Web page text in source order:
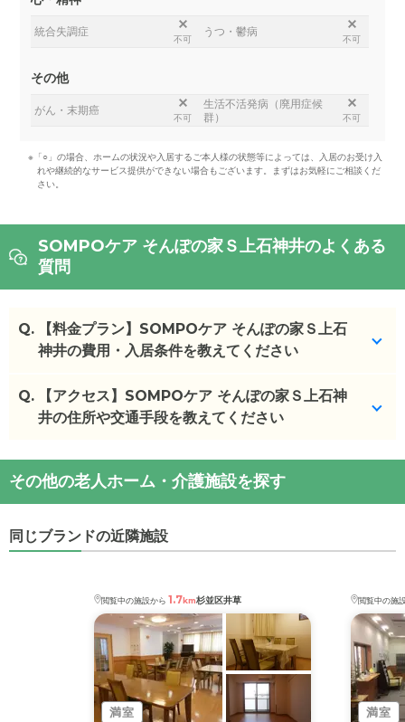
統合失調症
不可
うつ・鬱病
不可
その他
がん・末期癌
不可
生活不活発病（廃用症候
群）
不可
※「○」の場合、ホームの状況や入居するご本人様の状態等によっては、入居のお受け入
れや継続的なサービス提供ができない場合もございます。まずはお気軽にご相談くだ
さい。
SOMPOケア そんぽの家Ｓ上石神井のよくある
質問
Q.
【料金プラン】SOMPOケア そんぽの家Ｓ上石
神井の費用・入居条件を教えてください
SOMPOケア そんぽの家Ｓ上石神井の入居金・月
額料金は次のとおりです。
・月額費用が21.6〜27.5万円
・要介護度：自立、要支援1、要支援2、要介護1、要
ケアスル 介護では詳細な料金プランをご確認頂けま
す。詳しくは
こちら 。
◎ケアスル 介護の3つの特徴
・経験豊富な入居相談員が完全無料で施設探しをサ
Q.
【アクセス】SOMPOケア そんぽの家Ｓ上石神
井の住所や交通手段を教えてください
SOMPOケア そんぽの家Ｓ上石神井の交通アクセ
ス
・住所：東京都練馬区上石神井2丁目22-27
・最寄り駅：上石神井駅
・西武新宿線「上石神井」駅より徒歩4分。
その他の老人ホーム・介護施設を探す
同じブランドの近隣施設
閲覧中の施設から 1.7km杉並区井草
満室
閲覧中の施
満室